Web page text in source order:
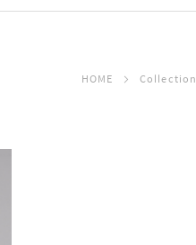
HOME Collection